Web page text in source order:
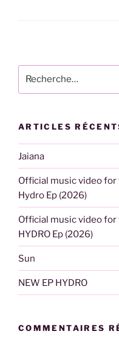
pour
ARTICLES
Jaiana
Official music video
Hydro Ep (2026)
Official music video
HYDRO Ep (2026)
Sun
NEW EP HYDRO
COMMENTAIRES